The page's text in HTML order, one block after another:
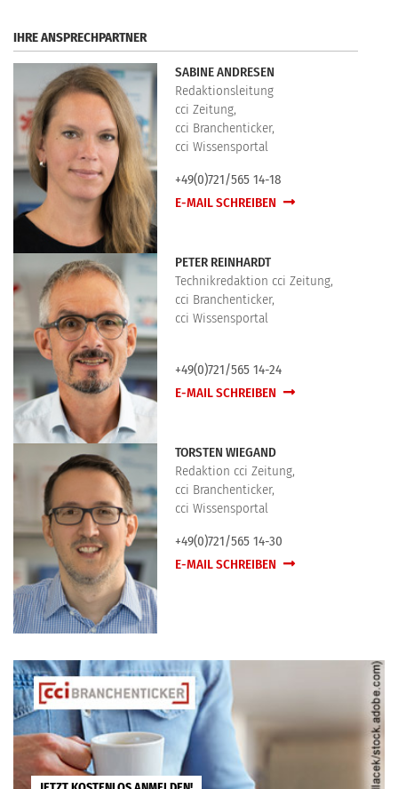
IHRE ANSPRECHPARTNER
SABINE ANDRESEN
Redaktionsleitung
cci Zeitung,
cci Branchenticker,
cci Wissensportal
+49(0)721/565 14-18
E-MAIL SCHREIBEN
PETER REINHARDT
Technikredaktion cci Zeitung,
cci Branchenticker,
cci Wissensportal
+49(0)721/565 14-24
E-MAIL SCHREIBEN
TORSTEN WIEGAND
Redaktion cci Zeitung,
cci Branchenticker,
cci Wissensportal
+49(0)721/565 14-30
E-MAIL SCHREIBEN